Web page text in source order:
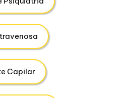
Capilar